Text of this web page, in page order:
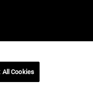
Cookies